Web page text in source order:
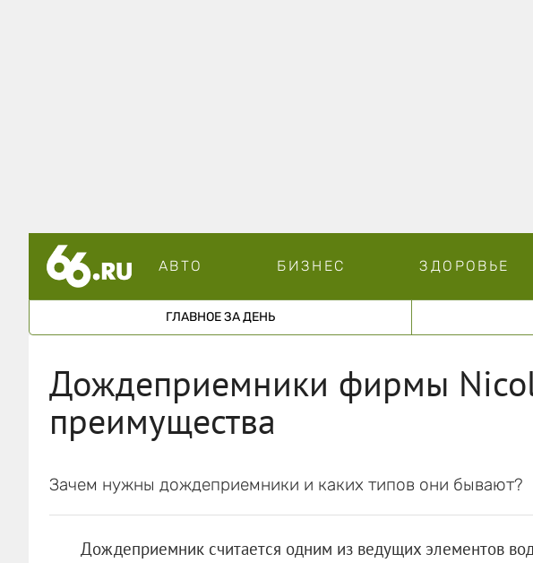
АВТО БИЗНЕС ЗДОРОВЬЕ
ГЛАВНОЕ ЗА ДЕНЬ
Дождеприемники фирмы
преимущества
Зачем нужны дождеприемники и каких типов они бывают?
Дождеприемник считается одним из ведущих элементов